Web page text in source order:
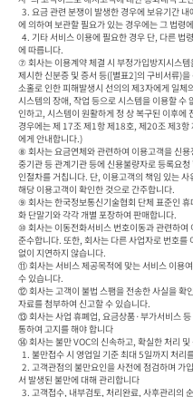
에 의하여 보관할 필요가 있는 경우에는 그 법령
에 따릅니다.
⑦ 회사는 이용계약 체결 시 부정가입방지시스
제시한 신분증 및 증서 등([별표2]의 구비서류)
소홀로 인한 피해발생시 선의의 제3자에게 일
시스템의 장애, 작업 등으로 시스템을 이용할
인하고, 시스템이 원활하게 정 상 복구된 이후에
경우에는 제 17조 제1항 제18호, 제20조 제3항
에게 안내합니다.)
⑧ 회사는 요금연체와 관련하여 이용고객을 신
중기관 등 관계기관 등에 신용불량자로 등록요
인절차를 거칩니다. 단, 이용고객의 책임 있는
해당 이용고객이 확인한 것으로 간주합니다.
⑨ 회사는 한국정보통신기술협회 단체 표준인
화 단말기와 각각 개별 포장하여 판매합니다.
⑩ 회사는 이동전화서비스 번호이동과 관련하여
준수합니다. 또한, 회사는 다른 사업자로 번호를
없이 지연하지 않습니다.
⑪ 회사는 서비스 제공목적에 맞는 서비스 이용
수 있습니다.
⑫ 회사는 고객이 불법 스팸을 전송한 사실을 확
자료를 첨부하여 신고할 수 있습니다.
⑬ 회사는 사업 휴폐업, 요금상품·부가서비스
통하여 고지를 해야 합니다
⑭ 회사는 불만 VOC의 신속하고, 확실한 처리
서 발생된 불만에 대해 관리합니다